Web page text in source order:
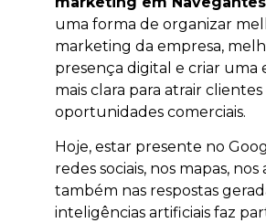
uma forma de organizar
marketing da empresa,
presença digital e criar uma
mais clara para atrair
oportunidades comerciais.
Hoje, estar presente no
redes sociais, nos mapas,
também nas respostas
inteligências artificiais faz